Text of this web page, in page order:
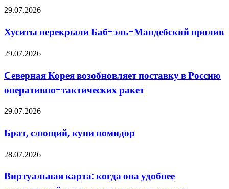
новых
Хуситы
Баб-
эль-
пролив
29.07.2026
Хуситы перекрыли Баб-эль-Мандебский пролив
Северная
возобновляет
поставку
в
оперативно-
29.07.2026
Северная Корея возобновляет поставку в Россию
оперативно-тактических ракет
Брат,
купи
помидор
29.07.2026
Брат, слющий, купи помидор
Виртуальная
когда
она
28.07.2026
Виртуальная карта: когда она удобнее